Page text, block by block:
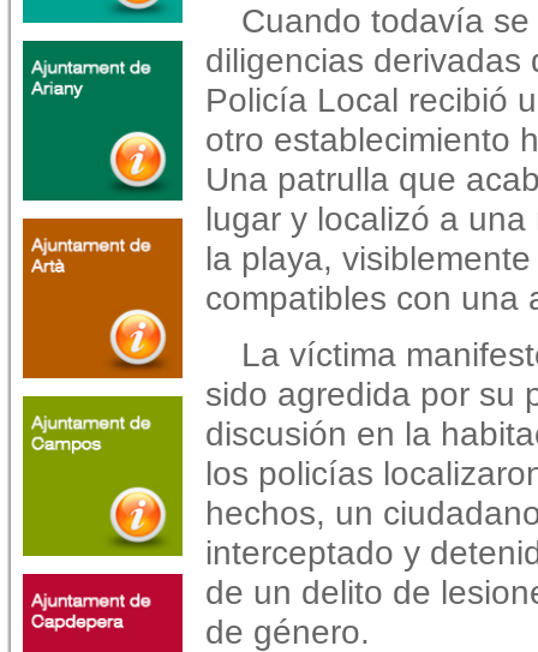
Cuando todavía
diligencias derivadas
Policía Local recibió
otro establecimiento
Una patrulla que
lugar y localizó a
la playa,
compatibles con una
La víctima
sido agredida por su
discusión en la
los policías
hechos, un
interceptado y
de un delito de
de género.